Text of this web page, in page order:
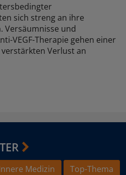
sich streng an ihre
Versäumnisse und
VEGF-Therapie gehen einer
Verlust an
Medizin
Top-Thema